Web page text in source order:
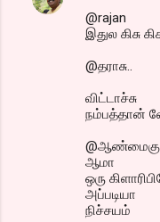
@rajan
இதுல கிசு
@தராசு..
விட்டாச்சு
நம்பத்தான்
ஆமா
ஒரு
அப்படியா
நிச்சயம்